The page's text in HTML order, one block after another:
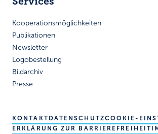
Kooperationsmöglichkeiten
Publikationen
Newsletter
Logobestellung
Bildarchiv
Presse
KONTAKT DATENSCHUTZCOOKIE-
ERKLÄRUNG ZUR BARRIEREFREIHEIT